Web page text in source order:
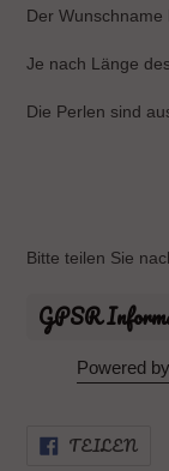
Der Wunschname
Je nach Länge
Die Perlen sind
Bitte teilen Sie
GPSR
Powered by
TEILEN